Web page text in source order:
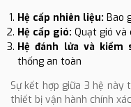
Hệ cấp nhiên liệu: Bao
Hệ cấp gió: Quạt gió và
Hệ đánh lửa và kiểm
thống an toàn
Sự kết hợp giữa 3 hệ này
thiết bị vận hành chính